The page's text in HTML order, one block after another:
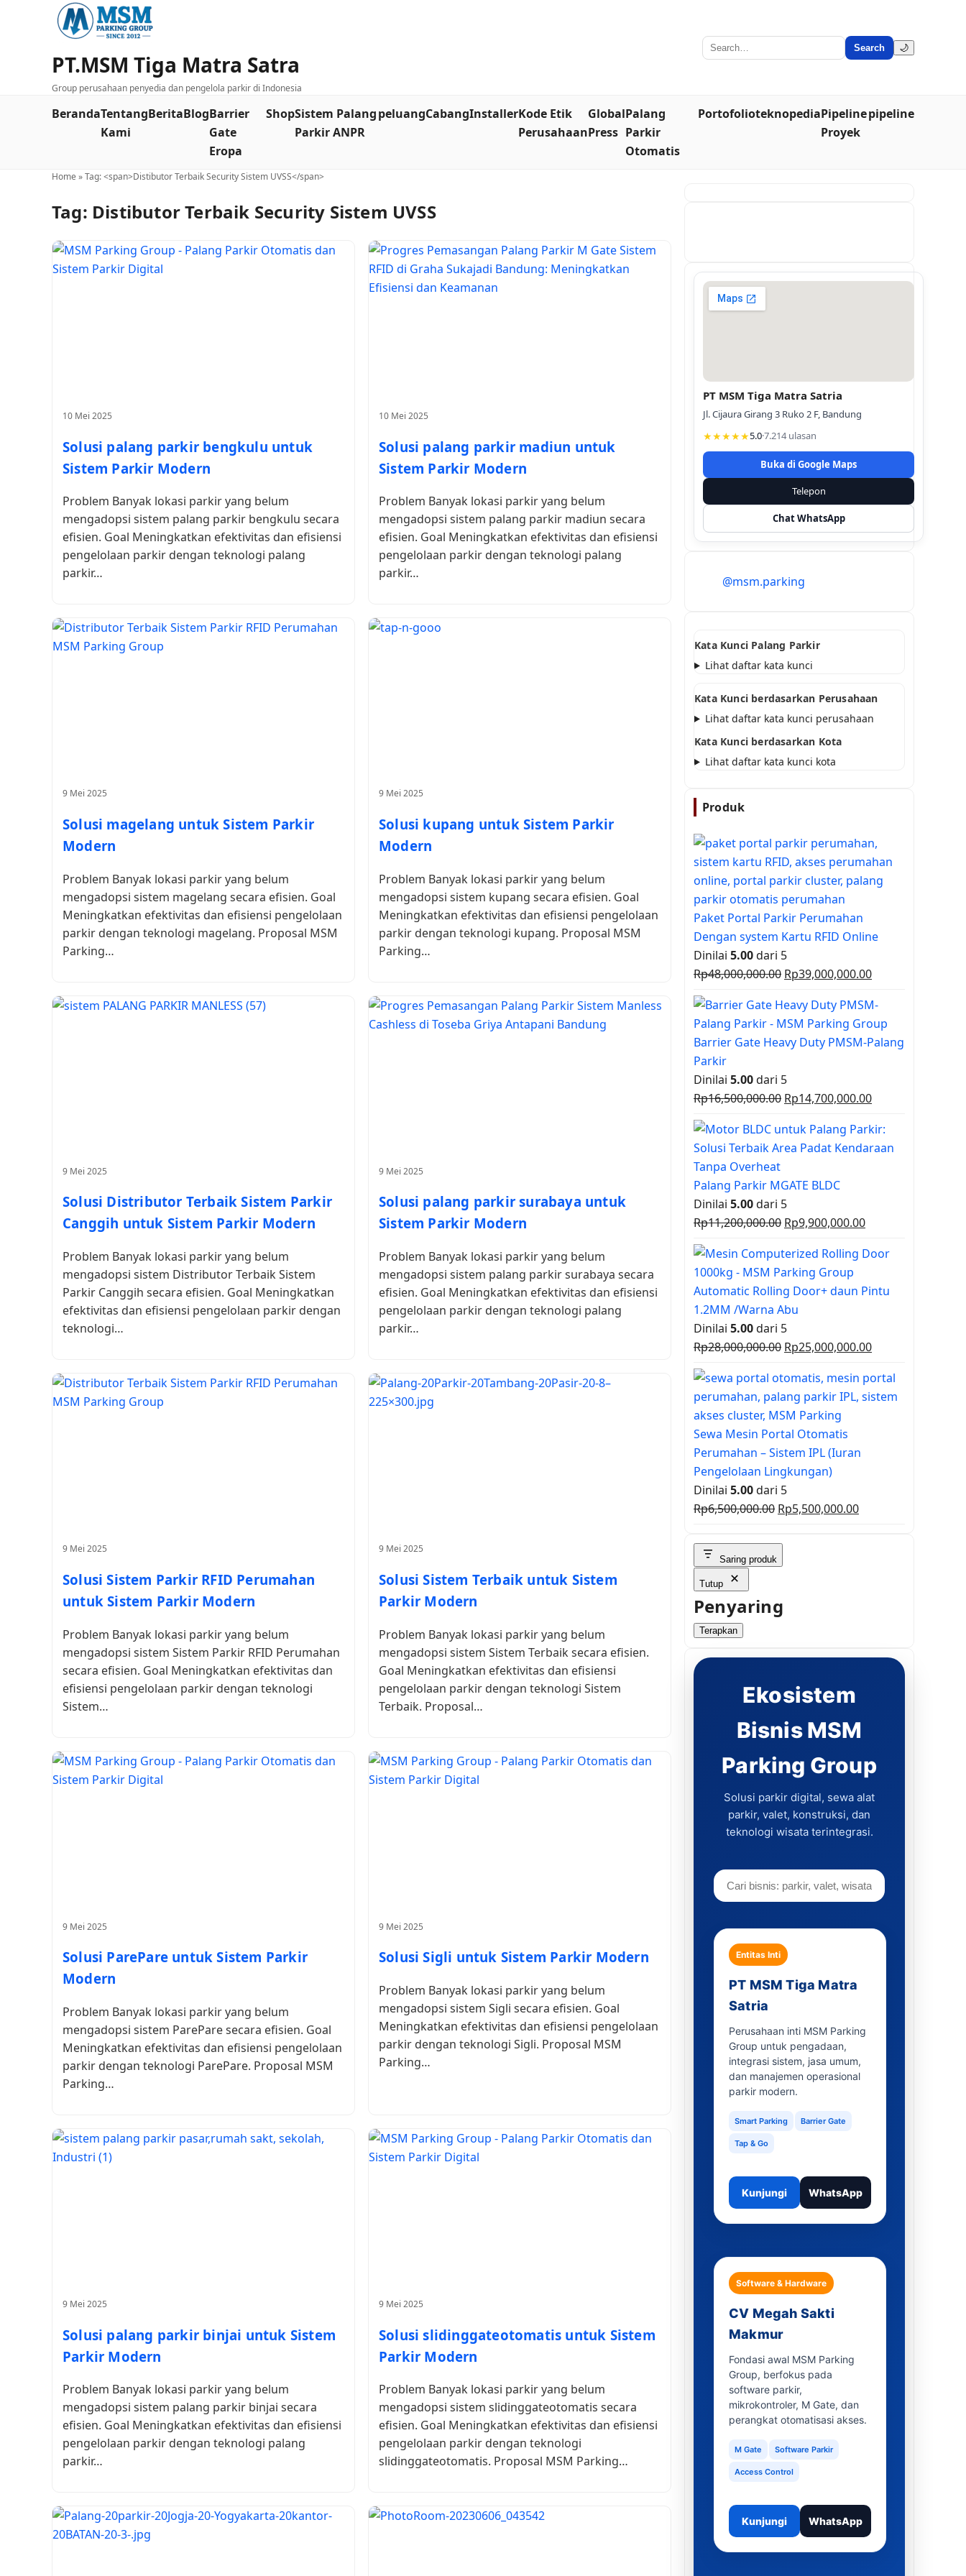
PT.MSM Tiga Matra Satra
Group perusahaan penyedia dan pengelola parkir di Indonesia
Search 🌙
BerandaTentang
Kami
BeritaBlogBarrier
Gate
Eropa
ShopSistem Palang
Parkir ANPR
peluangCabangInstallerKode Etik
Perusahaan
Global
Press
Palang
Parkir
Otomatis
PortofolioteknopediaPipeline
Proyek
pipeline
Home »Tag: <span>Distibutor Terbaik Security Sistem UVSS</span>
Tag: Distibutor Terbaik Security Sistem UVSS
10 Mei 2025
Solusi palang parkir bengkulu untuk
Sistem Parkir Modern
Problem Banyak lokasi parkir yang belum
mengadopsi sistem palang parkir bengkulu secara
efisien. Goal Meningkatkan efektivitas dan efisiensi
pengelolaan parkir dengan teknologi palang
parkir…
10 Mei 2025
Solusi palang parkir madiun untuk
Sistem Parkir Modern
Problem Banyak lokasi parkir yang belum
mengadopsi sistem palang parkir madiun secara
efisien. Goal Meningkatkan efektivitas dan efisiensi
pengelolaan parkir dengan teknologi palang
parkir…
9 Mei 2025
Solusi magelang untuk Sistem Parkir
Modern
Problem Banyak lokasi parkir yang belum
mengadopsi sistem magelang secara efisien. Goal
Meningkatkan efektivitas dan efisiensi pengelolaan
parkir dengan teknologi magelang. Proposal MSM
Parking…
9 Mei 2025
Solusi kupang untuk Sistem Parkir
Modern
Problem Banyak lokasi parkir yang belum
mengadopsi sistem kupang secara efisien. Goal
Meningkatkan efektivitas dan efisiensi pengelolaan
parkir dengan teknologi kupang. Proposal MSM
Parking…
9 Mei 2025
Solusi Distributor Terbaik Sistem Parkir
Canggih untuk Sistem Parkir Modern
Problem Banyak lokasi parkir yang belum
mengadopsi sistem Distributor Terbaik Sistem
Parkir Canggih secara efisien. Goal Meningkatkan
efektivitas dan efisiensi pengelolaan parkir dengan
teknologi…
9 Mei 2025
Solusi palang parkir surabaya untuk
Sistem Parkir Modern
Problem Banyak lokasi parkir yang belum
mengadopsi sistem palang parkir surabaya secara
efisien. Goal Meningkatkan efektivitas dan efisiensi
pengelolaan parkir dengan teknologi palang
parkir…
9 Mei 2025
Solusi Sistem Parkir RFID Perumahan
untuk Sistem Parkir Modern
Problem Banyak lokasi parkir yang belum
mengadopsi sistem Sistem Parkir RFID Perumahan
secara efisien. Goal Meningkatkan efektivitas dan
efisiensi pengelolaan parkir dengan teknologi
Sistem…
9 Mei 2025
Solusi Sistem Terbaik untuk Sistem
Parkir Modern
Problem Banyak lokasi parkir yang belum
mengadopsi sistem Sistem Terbaik secara efisien.
Goal Meningkatkan efektivitas dan efisiensi
pengelolaan parkir dengan teknologi Sistem
Terbaik. Proposal…
9 Mei 2025
Solusi ParePare untuk Sistem Parkir
Modern
Problem Banyak lokasi parkir yang belum
mengadopsi sistem ParePare secara efisien. Goal
Meningkatkan efektivitas dan efisiensi pengelolaan
parkir dengan teknologi ParePare. Proposal MSM
Parking…
9 Mei 2025
Solusi Sigli untuk Sistem Parkir Modern
Problem Banyak lokasi parkir yang belum
mengadopsi sistem Sigli secara efisien. Goal
Meningkatkan efektivitas dan efisiensi pengelolaan
parkir dengan teknologi Sigli. Proposal MSM
Parking…
9 Mei 2025
Solusi palang parkir binjai untuk Sistem
Parkir Modern
Problem Banyak lokasi parkir yang belum
mengadopsi sistem palang parkir binjai secara
efisien. Goal Meningkatkan efektivitas dan efisiensi
pengelolaan parkir dengan teknologi palang
parkir…
9 Mei 2025
Solusi slidinggateotomatis untuk Sistem
Parkir Modern
Problem Banyak lokasi parkir yang belum
mengadopsi sistem slidinggateotomatis secara
efisien. Goal Meningkatkan efektivitas dan efisiensi
pengelolaan parkir dengan teknologi
slidinggateotomatis. Proposal MSM Parking…
PT MSM Tiga Matra Satria
Jl. Cijaura Girang 3 Ruko 2 F, Bandung
★★★★★5.0·7.214 ulasan
Buka di Google Maps
Telepon
Chat WhatsApp
@msm.parking
Kata Kunci Palang Parkir
Lihat daftar kata kunci
Kata Kunci berdasarkan Perusahaan
Lihat daftar kata kunci perusahaan
Kata Kunci berdasarkan Kota
Lihat daftar kata kunci kota
Produk
Paket Portal Parkir Perumahan
Dengan system Kartu RFID Online
Dinilai 5.00dari 5
Rp48,000,000.00 Harga
adalah:
Rp48,000,000.00.
Rp39,000,000.00Harga
ini
adalah:
Rp39,000,000.00.
Barrier Gate Heavy Duty PMSM-Palang
Parkir
Dinilai 5.00dari 5
Rp16,500,000.00 Harga
adalah:
Rp16,500,000.00.
Rp14,700,000.00Harga
ini
adalah:
Palang Parkir MGATE BLDC
Dinilai 5.00dari 5
Rp11,200,000.00 Harga
adalah:
Rp11,200,000.00.
Rp9,900,000.00Harga
ini
Rp9,900,000.00.
Automatic Rolling Door+ daun Pintu
1.2MM /Warna Abu
Dinilai 5.00dari 5
Rp28,000,000.00 Harga
adalah:
Rp28,000,000.00.
Rp25,000,000.00Harga
ini
adalah:
Sewa Mesin Portal Otomatis
Perumahan – Sistem IPL (Iuran
Pengelolaan Lingkungan)
Dinilai 5.00dari 5
Rp6,500,000.00 Harga
adalah:
Rp6,500,000.00.
Rp5,500,000.00Harga
Saring produk
Tutup
Penyaring
Terapkan
Ekosistem
Bisnis MSM
Parking Group
Solusi parkir digital, sewa alat
parkir, valet, konstruksi, dan
teknologi wisata terintegrasi.
Entitas Inti
PT MSM Tiga Matra
Satria
Perusahaan inti MSM Parking
Group untuk pengadaan,
integrasi sistem, jasa umum,
dan manajemen operasional
parkir modern.
Smart Parking Barrier Gate
Tap & Go
Kunjungi WhatsApp
Software & Hardware
CV Megah Sakti
Makmur
Fondasi awal MSM Parking
Group, berfokus pada
software parkir,
mikrokontroler, M Gate, dan
perangkat otomatisasi akses.
M Gate Software Parkir
Access Control
Kunjungi WhatsApp